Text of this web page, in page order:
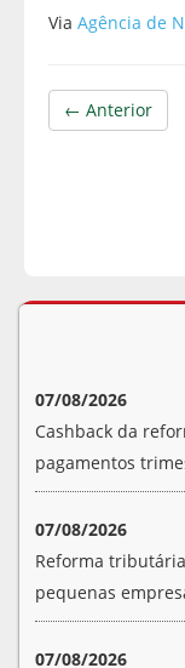
Via Agência de
← Anterior
07/08/2026
Cashback da
pagamentos
07/08/2026
Reforma
pequenas
07/08/2026